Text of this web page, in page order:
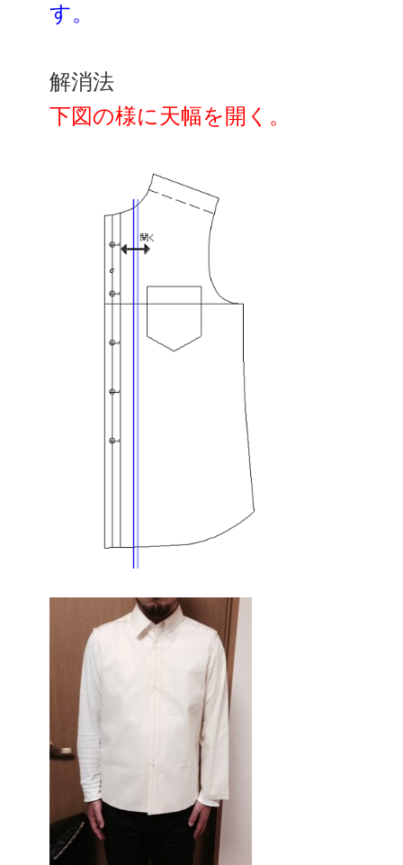
す。
解消法
下図の様に天幅を開く。